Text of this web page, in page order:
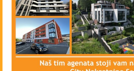
– Parking ispred zgrade –
Stan se iznajmljuje u
isključivo na duži vremenski
obaveza od najmanje godinu